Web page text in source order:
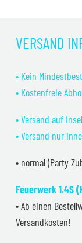
VERSAND
• Kein
• Kostenfreie
• Versand auf
• Versand nur
• normal (Party
Feuerwerk 1.4S
• Ab einen
Versandkosten!